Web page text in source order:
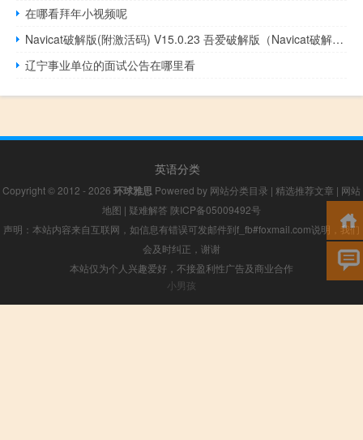
在哪看拜年小视频呢
Navicat破解版(附激活码) V15.0.23 吾爱破解版（Navicat破解版(附激活码) V15.0.23 吾爱破解版功能简介）
辽宁事业单位的面试公告在哪里看
英语分类
Copyright © 2012 - 2026 环球雅思 Powered by 网站分类目录 | 精选推荐文章 | 网站
地图 | 疑难解答 陕ICP备05009492号
声明：本站内容来自互联网，如信息有错误可发邮件到f_fb#foxmail.com说明，我们
会及时纠正，谢谢
本站仅为个人兴趣爱好，不接盈利性广告及商业合作
小男孩